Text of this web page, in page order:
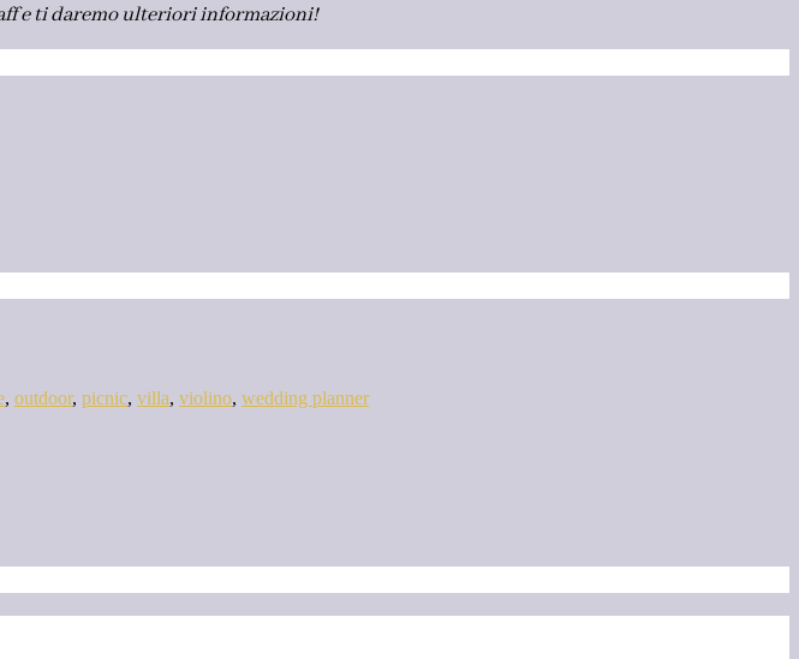
e ti daremo ulteriori informazioni!
, outdoor, picnic, villa, violino, wedding planner